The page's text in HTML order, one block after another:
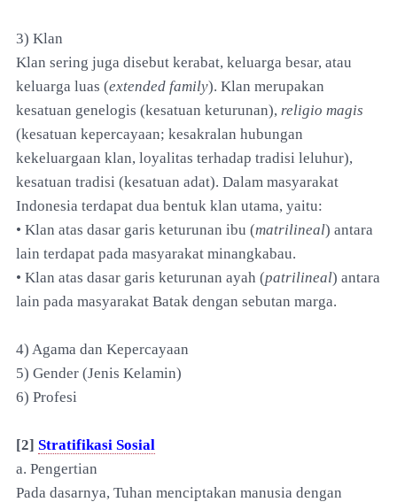
3) Klan
Klan sering juga disebut kerabat, keluarga besar, atau
keluarga luas (extended family). Klan merupakan
kesatuan genelogis (kesatuan keturunan), religio magis
(kesatuan kepercayaan; kesakralan hubungan
kekeluargaan klan, loyalitas terhadap tradisi leluhur),
kesatuan tradisi (kesatuan adat). Dalam masyarakat
Indonesia terdapat dua bentuk klan utama, yaitu:
• Klan atas dasar garis keturunan ibu (matrilineal) antara
lain terdapat pada masyarakat minangkabau.
• Klan atas dasar garis keturunan ayah (patrilineal) antara
lain pada masyarakat Batak dengan sebutan marga.
4) Agama dan Kepercayaan
5) Gender (Jenis Kelamin)
6) Profesi
[2] Stratifikasi Sosial
a. Pengertian
Pada dasarnya, Tuhan menciptakan manusia dengan